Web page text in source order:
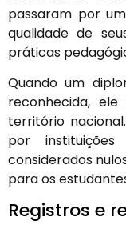
passaram por
qualidade de
práticas
Quando um
reconhecida,
território
por
considerados
para os
Registros e